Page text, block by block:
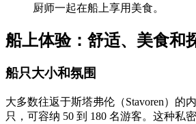
厨师一起在船上享用美食。
船上体验：舒适、美食和
船只大小和氛围
大多数往返于斯塔弗伦（Stavoren）的
只，可容纳 50 到 180 名游客。这种私